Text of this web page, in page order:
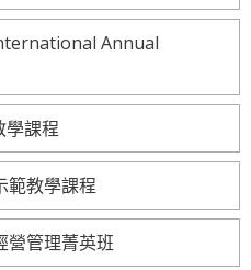
Annual
學課程
範教學課程
營管理菁英班